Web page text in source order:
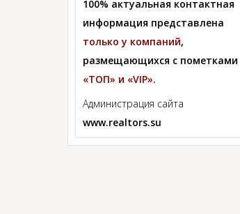
100% актуальная контактная
информация представлена
только у компаний,
размещающихся с пометками
«ТОП» и «VIP».
Администрация сайта
www.realtors.su